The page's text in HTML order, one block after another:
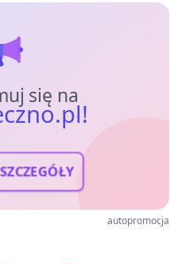
się na
autopromocja